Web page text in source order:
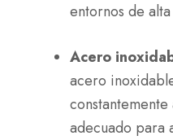
entornos de
Acero
acero
adecuado para